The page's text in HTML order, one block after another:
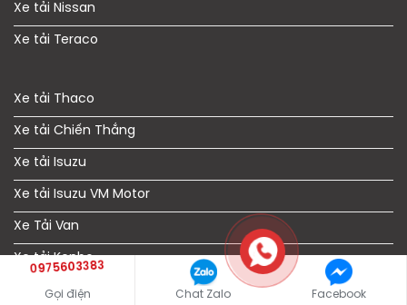
Xe tải Nissan
Xe tải Teraco
Xe tải Thaco
Xe tải Chiến Thắng
Xe tải Isuzu
Xe tải Isuzu VM Motor
Xe Tải Van
Xe tải Kenbo
Xe tải TMT Cửu Long
0975603383
Gọi điện Chat Zalo Facebook